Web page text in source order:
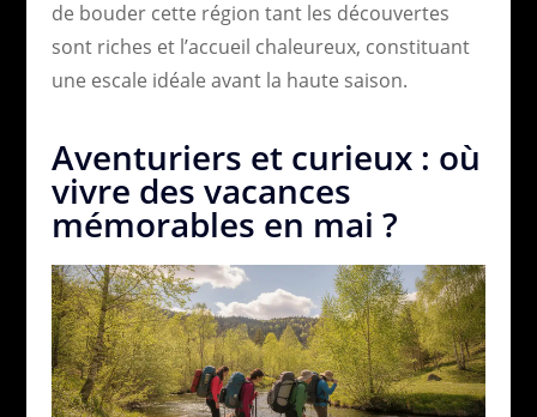
de bouder cette région tant les découvertes
sont riches et l’accueil chaleureux, constituant
une escale idéale avant la haute saison.
Aventuriers et curieux : où
vivre des vacances
mémorables en mai ?